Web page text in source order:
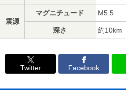
震源
マグニチュード M5.5
深さ 約10km
Twitter Facebook